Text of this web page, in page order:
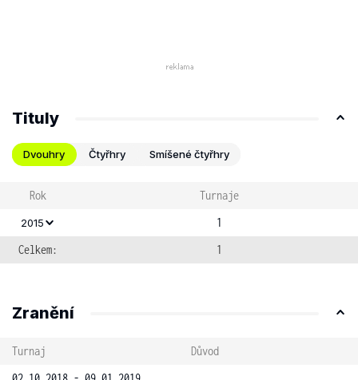
Tituly
Dvouhry Čtyřhry Smíšené čtyřhry
Rok Turnaje
2015
1
Celkem:
1
Zranění
Turnaj
Důvod